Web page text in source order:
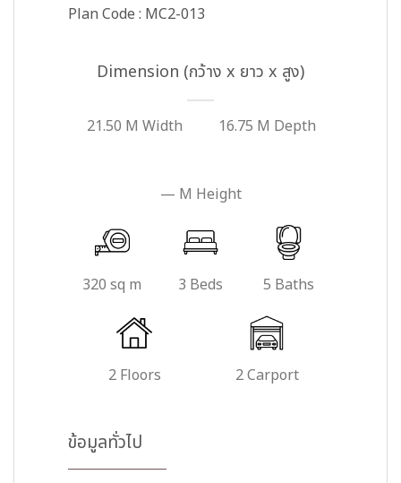
Plan Code : MC2-013
Dimension (กว้าง x ยาว x สูง)
21.50 M Width 16.75 M Depth
— M Height
320 sq m 3 Beds 5 Baths
2 Floors 2 Carport
ข้อมูลทั่วไป